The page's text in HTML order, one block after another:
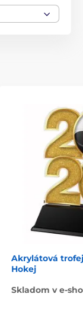
Akrylátová
Hokej
Skladom v e-